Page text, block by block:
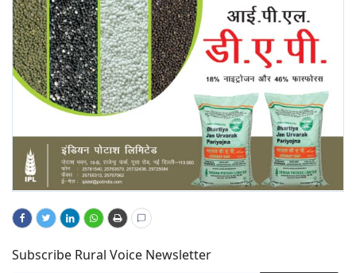
Subscribe Rural Voice Newsletter